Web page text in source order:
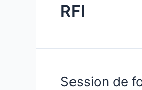
RFI
Session de